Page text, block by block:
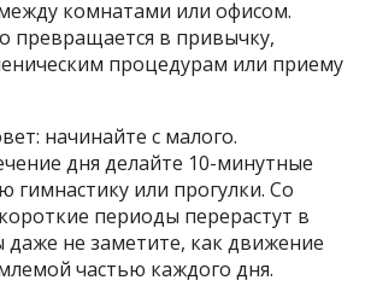
комнатами или офисом.
превращается в привычку,
процедурам или приему
начинайте с малого.
дня делайте 10-минутные
гимнастику или прогулки. Со
периоды перерастут в
даже не заметите, как движение
частью каждого дня.